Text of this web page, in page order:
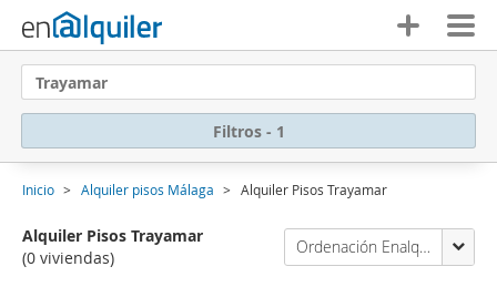
Trayamar
Filtros - 1
Inicio Alquiler pisos Málaga Alquiler Pisos Trayamar
Alquiler Pisos Trayamar
(0 viviendas)
Ordenación Enalquiler